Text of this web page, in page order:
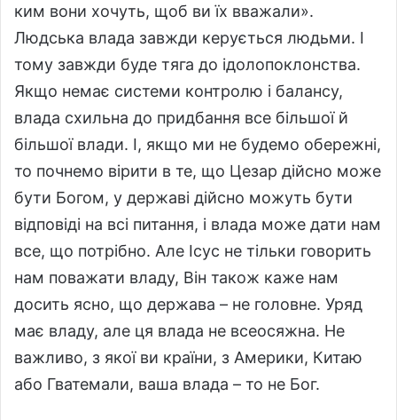
ким вони хочуть, щоб ви їх вважали».
Людська влада завжди керується людьми. І
тому завжди буде тяга до ідолопоклонства.
Якщо немає системи контролю і балансу,
влада схильна до придбання все більшої й
більшої влади. І, якщо ми не будемо обережні,
то почнемо вірити в те, що Цезар дійсно може
бути Богом, у державі дійсно можуть бути
відповіді на всі питання, і влада може дати нам
все, що потрібно. Але Ісус не тільки говорить
нам поважати владу, Він також каже нам
досить ясно, що держава – не головне. Уряд
має владу, але ця влада не всеосяжна. Не
важливо, з якої ви країни, з Америки, Китаю
або Гватемали, ваша влада – то не Бог.